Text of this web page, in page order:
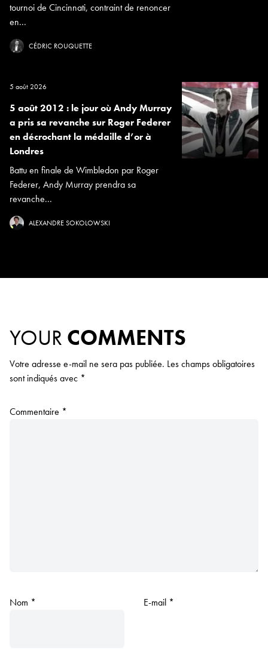
tournoi de Cincinnati, contraint de renoncer
en...
CÉDRIC ROUQUETTE
5 août 2026
5 août 2012 : le jour où Andy Murray
a pris sa revanche sur Roger Federer
en décrochant la médaille d’or à
Londres
Battu en finale de Wimbledon par Roger
Federer, Andy Murray prendra sa
revanche...
ALEXANDRE SOKOLOWSKI
YOUR COMMENTS
Votre adresse e-mail ne sera pas publiée. Les champs obligatoires
sont indiqués avec *
Commentaire *
Nom * E-mail *